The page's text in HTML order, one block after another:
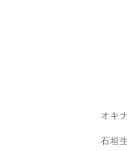
オキ
石垣